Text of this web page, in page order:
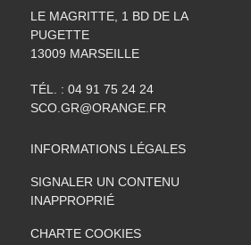
LE MAGRITTE, 1 BD DE LA
PUGETTE
13009 MARSEILLE
TÉL. : 04 91 75 24 24
SCO.GR@ORANGE.FR
INFORMATIONS LÉGALES
SIGNALER UN CONTENU
INAPPROPRIÉ
CHARTE COOKIES